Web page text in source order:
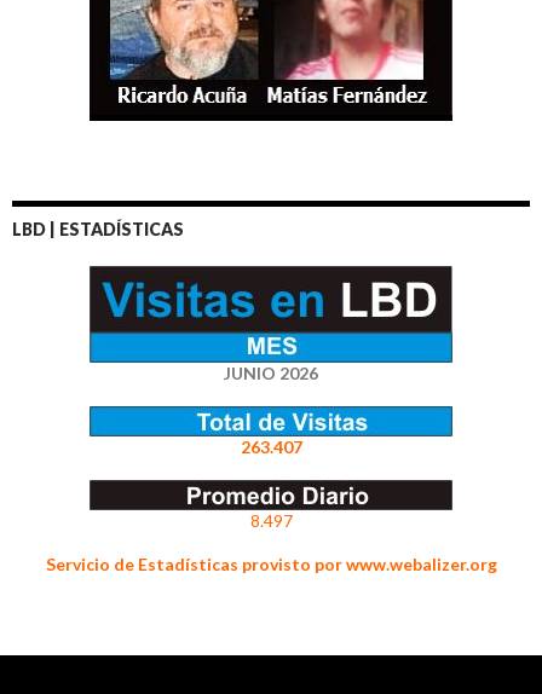
LBD | ESTADÍSTICAS
JUNIO 2026
263.407
8.497
Servicio de Estadísticas provisto por www.webalizer.org